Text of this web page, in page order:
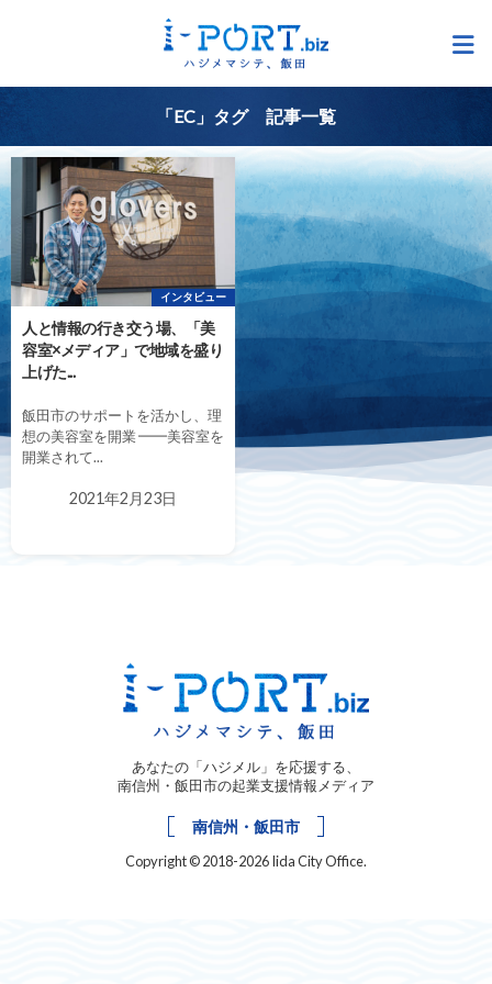
「EC」タグ 記事一覧
インタビュー
人と情報の行き交う場、「美
容室×メディア」で地域を盛り
上げた...
飯田市のサポートを活かし、理
想の美容室を開業 ━━美容室を
開業されて...
2021年2月23日
あなたの「ハジメル」を応援する、
南信州・飯田市の起業支援情報メディア
南信州・飯田市
Copyright © 2018-2026 Iida City Office.